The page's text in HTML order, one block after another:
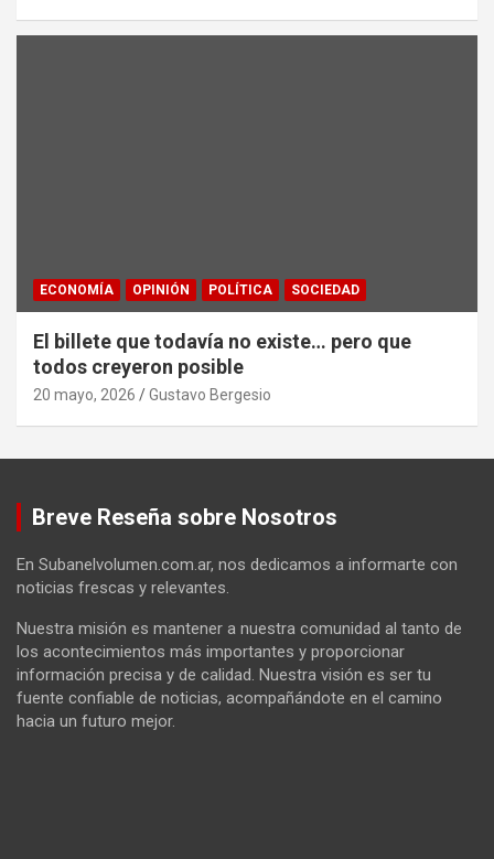
ECONOMÍA OPINIÓN POLÍTICA SOCIEDAD
El billete que todavía no existe… pero que
todos creyeron posible
20 mayo, 2026 Gustavo Bergesio
Breve Reseña sobre Nosotros
En Subanelvolumen.com.ar, nos dedicamos a informarte con
noticias frescas y relevantes.
Nuestra misión es mantener a nuestra comunidad al tanto de
los acontecimientos más importantes y proporcionar
información precisa y de calidad. Nuestra visión es ser tu
fuente confiable de noticias, acompañándote en el camino
hacia un futuro mejor.